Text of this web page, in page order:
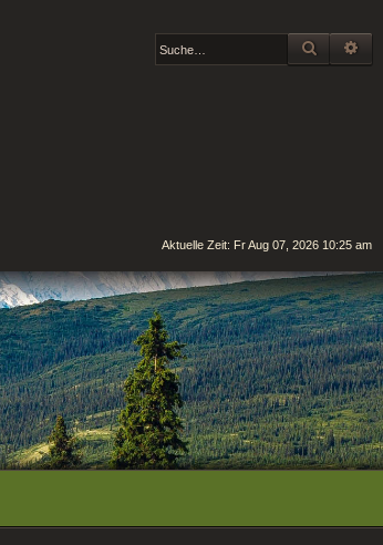
SUCHE
Aktuelle Zeit: Fr Aug 07, 2026 10:25 am